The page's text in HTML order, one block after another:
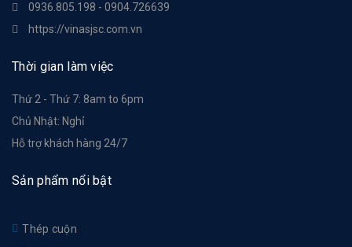
0936.805.198 - 0904.726639
https://vinasjsc.com.vn
Thời gian làm việc
Thứ 2 - Thứ 7: 8am to 6pm
Chủ Nhật: Nghỉ
Hỗ trợ khách hàng 24/7
Sản phẩm nổi bật
Thép cuộn